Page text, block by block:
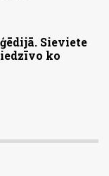
Sieviete
ko